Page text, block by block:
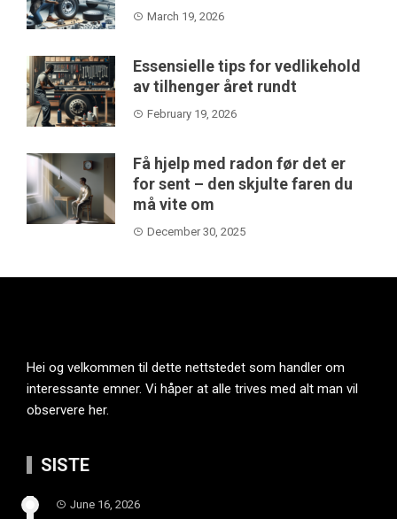
March 19, 2026
Essensielle tips for vedlikehold
av tilhenger året rundt
February 19, 2026
Få hjelp med radon før det er
for sent – den skjulte faren du
må vite om
December 30, 2025
Hei og velkommen til dette nettstedet som handler om
interessante emner. Vi håper at alle trives med alt man vil
observere her.
SISTE
June 16, 2026